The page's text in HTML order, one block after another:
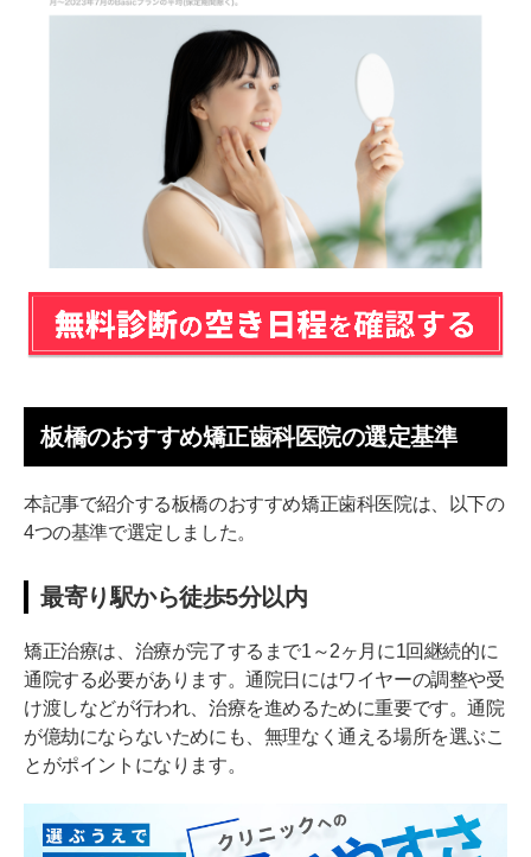
東京池袋矯正歯科
板橋エリアの矯正歯科おすすめ3医院
【板橋駅徒歩1分】板橋ステーション歯科
【北池袋駅徒歩2分】こどもおとな歯科 北池袋院
【北池袋駅徒歩10秒】成田歯科・矯正歯科医院
板橋のおすすめマウスピース矯正歯科1医院
歯科
板橋の矯正歯科医院一覧
板橋で自分に合った矯正歯科を選ぶためのポイント
経験豊富なドクターが担当しているか
精密検査が可能な設備が整っているか
安さを基準に選ばない
ドクターとの信頼関係が築けるか
自分に合った板橋の矯正歯科医院を選ぼう
通わないマウスピース矯正 Oh my teeth導入クリニ
ック
板橋のおすすめ矯正歯科医院の選定基準
本記事で紹介する板橋のおすすめ矯正歯科医院は、以下の
4つの基準で選定しました。
最寄り駅から徒歩5分以内
矯正治療は、治療が完了するまで1～2ヶ月に1回継続的に
通院する必要があります。通院日にはワイヤーの調整や受
け渡しなどが行われ、治療を進めるために重要です。通院
が億劫にならないためにも、無理なく通える場所を選ぶこ
とがポイントになります。